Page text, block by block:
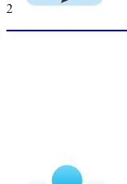
2